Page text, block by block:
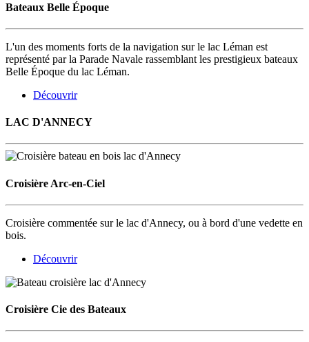
Bateaux Belle Époque
L'un des moments forts de la navigation sur le lac Léman est
représenté par la Parade Navale rassemblant les prestigieux bateaux
Belle Époque du lac Léman.
Découvrir
LAC D'ANNECY
Croisière Arc-en-Ciel
Croisière commentée sur le lac d'Annecy, ou à bord d'une vedette en
bois.
Découvrir
Croisière Cie des Bateaux